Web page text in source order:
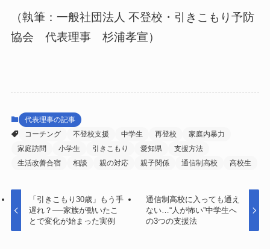
（執筆：一般社団法人 不登校・引きこもり予防
協会 代表理事 杉浦孝宣）
代表理事の記事
コーチング
不登校支援 中学生 再登校
家庭内暴力
家庭訪問
小学生 引きこもり 愛知県
支援方法
生活改善合宿
相談 親の対応 親子関係 通信制高校 高校生
「引きこもり30歳」もう手
遅れ？──家族が動いたこ
とで変化が始まった実例
通信制高校に入っても通え
ない…“人が怖い”中学生へ
の3つの支援法